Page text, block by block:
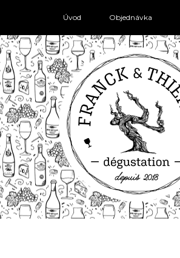
Úvod Objednávka